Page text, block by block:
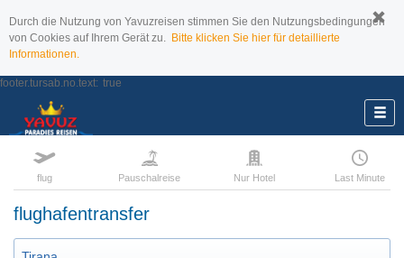
Durch die Nutzung von Yavuzreisen stimmen Sie den Nutzungsbedingungen
von Cookies auf Ihrem Gerät zu. Bitte klicken Sie hier für detaillierte
Informationen.
footer.tursab.no.text: true
flug Pauschalreise Nur Hotel Last Minute
flughafentransfer